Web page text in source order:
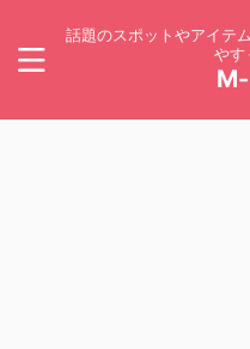
話題のスポットやアイテ
やす